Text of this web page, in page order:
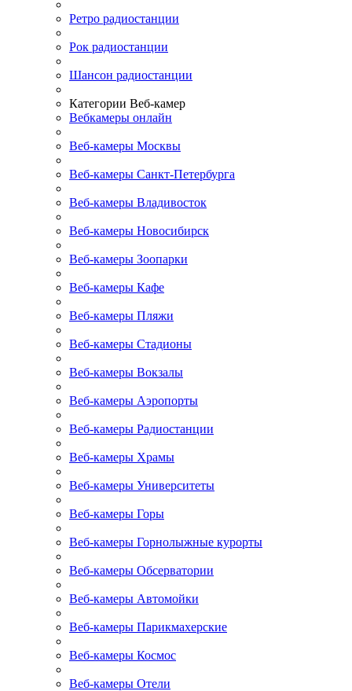
Ретро радиостанции
Рок радиостанции
Шансон радиостанции
Категории Веб-камер
Вебкамеры онлайн
Веб-камеры Москвы
Веб-камеры Санкт-Петербурга
Веб-камеры Владивосток
Веб-камеры Новосибирск
Веб-камеры Зоопарки
Веб-камеры Кафе
Веб-камеры Пляжи
Веб-камеры Стадионы
Веб-камеры Вокзалы
Веб-камеры Аэропорты
Веб-камеры Радиостанции
Веб-камеры Храмы
Веб-камеры Университеты
Веб-камеры Горы
Веб-камеры Горнолыжные курорты
Веб-камеры Обсерватории
Веб-камеры Автомойки
Веб-камеры Парикмахерские
Веб-камеры Космос
Веб-камеры Отели